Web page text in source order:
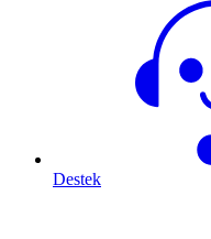
Destek